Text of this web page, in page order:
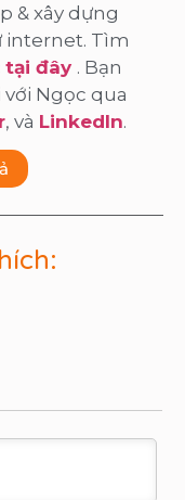
& xây dựng
Tìm
tại đây . Bạn
Ngọc qua
, và LinkedIn.